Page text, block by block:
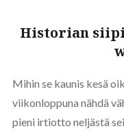
Historian
Mihin se kaunis kesä
viikonloppuna nähdä
pieni irtiotto neljästä